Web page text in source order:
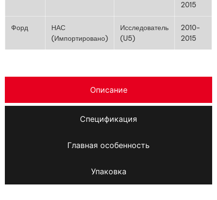
2015
Форд
НАС
(Импортировано)
Исследователь
(U5)
2010-
2015
Описание
Спецификация
Главная особенность
Упаковка